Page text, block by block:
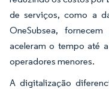
de serviços, como a
OneSubsea,
aceleram o tempo até
operadores menores.
A digitalização